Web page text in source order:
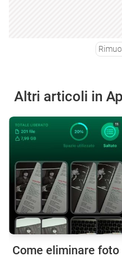
Altri articoli in
Come eliminare